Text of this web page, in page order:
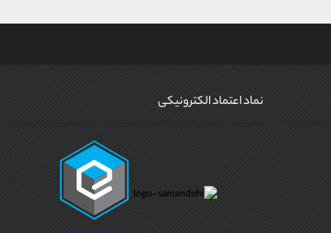
نماد اعتماد الکترونیکی